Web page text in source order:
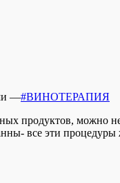
—#ВИНОТЕРАПИЯ
продуктов, можно
все эти процедуры